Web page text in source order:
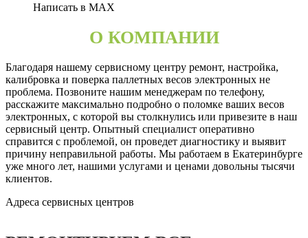
Написать в MAX
О КОМПАНИИ
Благодаря нашему сервисному центру ремонт, настройка,
калибровка и поверка паллетных весов электронных не
проблема. Позвоните нашим менеджерам по телефону,
расскажите максимально подробно о поломке ваших весов
электронных, с которой вы столкнулись или привезите в наш
сервисный центр. Опытный специалист оперативно
справится с проблемой, он проведет диагностику и выявит
причину неправильной работы. Мы работаем в Екатеринбурге
уже много лет, нашими услугами и ценами довольны тысячи
клиентов.
Адреса сервисных центров